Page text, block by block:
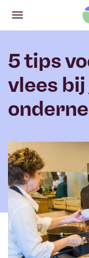
Openen
Hoofdmenu
5 tips
vlees